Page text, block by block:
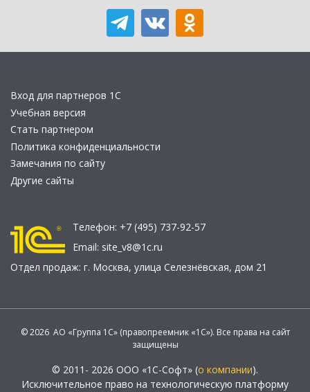
Вход для партнеров 1С
Учебная версия
Стать партнером
Политика конфиденциальности
Замечания по сайту
Другие сайты
Телефон: +7 (495) 737-92-57
Email: site_v8@1c.ru
Отдел продаж: г. Москва, улица Селезнёвская, дом 21
© 2026 АО «Группа 1С» (правопреемник «1С»). Все права на сайт
защищены
© 2011- 2026 ООО «1С-Софт» (о компании).
Исключительное право на технологическую платформу